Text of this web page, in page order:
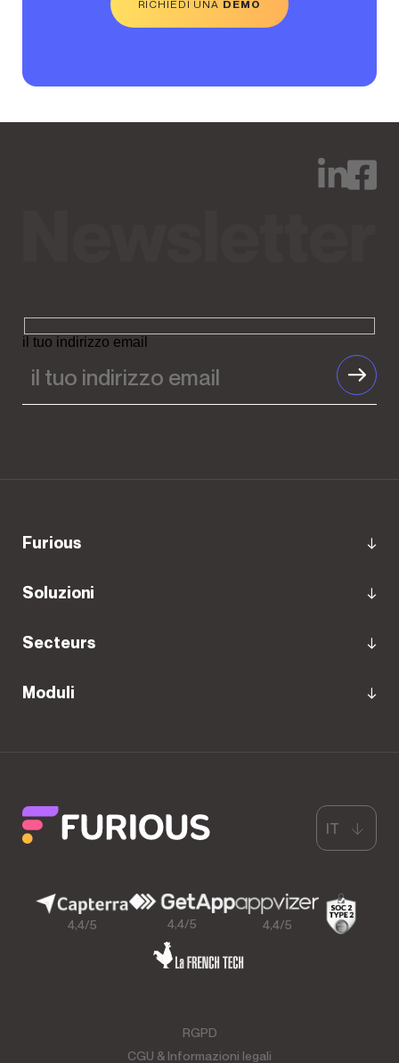
RICHIEDI UNA DEMO
il tuo indirizzo email
Furious
Soluzioni
Secteurs
Moduli
4,4/5 4,4/5 4,4/5
RGPD
CGU & Informazioni legali
IT